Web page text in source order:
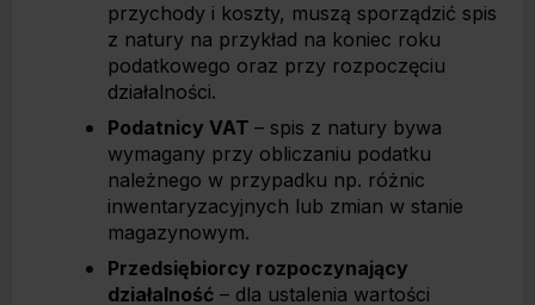
przychody i koszty, muszą sporządzić spis
z natury na przykład na koniec roku
podatkowego oraz przy rozpoczęciu
działalności.
Podatnicy VAT – spis z natury bywa
wymagany przy obliczaniu podatku
należnego w przypadku np. różnic
inwentaryzacyjnych lub zmian w stanie
magazynowym.
Przedsiębiorcy rozpoczynający
działalność – dla ustalenia wartości